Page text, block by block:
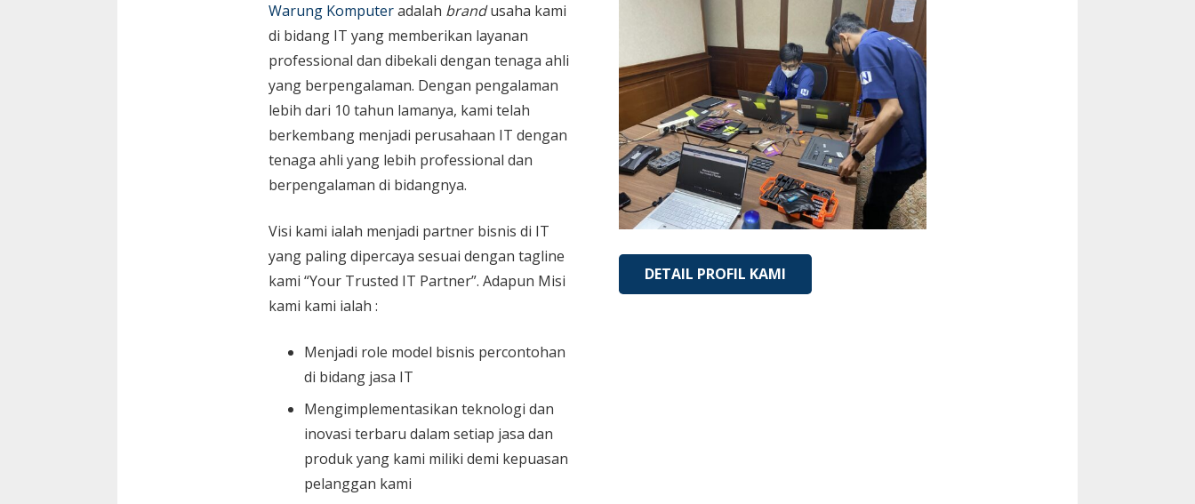
Warung Komputeradalah brandusaha kami
di bidang IT yang memberikan layanan
professional dan dibekali dengan tenaga ahli
yang berpengalaman. Dengan pengalaman
lebih dari 10 tahun lamanya, kami telah
berkembang menjadi perusahaan IT dengan
tenaga ahli yang lebih professional dan
berpengalaman di bidangnya.
Visi kami ialah menjadi partner bisnis di IT
yang paling dipercaya sesuai dengan tagline
kami “Your Trusted IT Partner”. Adapun Misi
kami kami ialah :
Menjadi role model bisnis percontohan
di bidang jasa IT
Mengimplementasikan teknologi dan
inovasi terbaru dalam setiap jasa dan
produk yang kami miliki demi kepuasan
pelanggan kami
DETAIL PROFIL KAMI